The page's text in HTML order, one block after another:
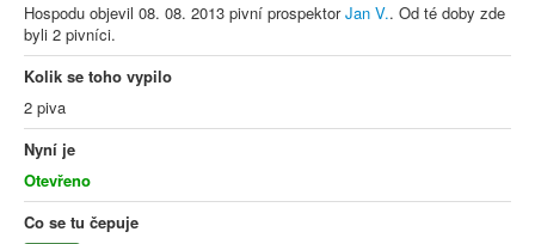
Hospodu objevil 08. 08. 2013 pivní prospektorJan V.. Od té doby zde
byli 2 pivníci.
Kolik se toho vypilo
2 piva
Nyní je
Otevřeno
Co se tu čepuje